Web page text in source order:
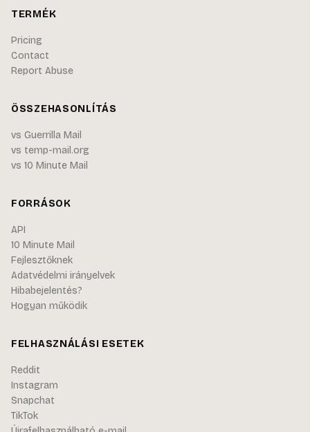
TERMÉK
Pricing
Contact
Report Abuse
ÖSSZEHASONLÍTÁS
vs Guerrilla Mail
vs temp-mail.org
vs 10 Minute Mail
FORRÁSOK
API
10 Minute Mail
Fejlesztőknek
Adatvédelmi irányelvek
Hibabejelentés?
Hogyan működik
FELHASZNÁLÁSI ESETEK
Reddit
Instagram
Snapchat
TikTok